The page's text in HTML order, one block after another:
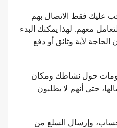
عليك فقط الاتصال بهم
معهم. لهذا يمكنك البدء
لأية وثائق أو دفع
حول نشاطك ومكان
حتى أنهم لا يطلبون
وإرسال السلع من